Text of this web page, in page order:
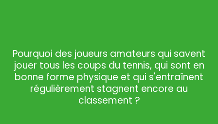
Pourquoi des joueurs amateurs qui savent
jouer tous les coups du tennis, qui sont en
bonne forme physique et qui s'entraînent
régulièrement stagnent encore au
classement ?